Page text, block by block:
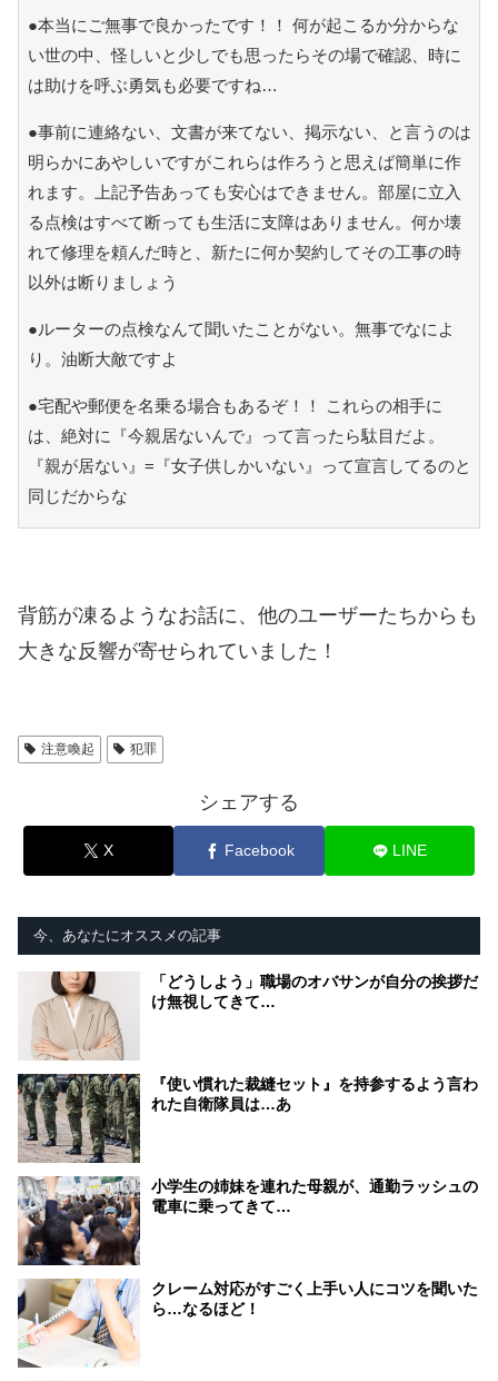
●本当にご無事で良かったです！！ 何が起こるか分からな
い世の中、怪しいと少しでも思ったらその場で確認、時に
は助けを呼ぶ勇気も必要ですね…
●事前に連絡ない、文書が来てない、掲示ない、と言うのは
明らかにあやしいですがこれらは作ろうと思えば簡単に作
れます。上記予告あっても安心はできません。部屋に立入
る点検はすべて断っても生活に支障はありません。何か壊
れて修理を頼んだ時と、新たに何か契約してその工事の時
以外は断りましょう
●ルーターの点検なんて聞いたことがない。無事でなによ
り。油断大敵ですよ
●宅配や郵便を名乗る場合もあるぞ！！ これらの相手に
は、絶対に『今親居ないんで』って言ったら駄目だよ。
『親が居ない』=『女子供しかいない』って宣言してるのと
同じだからな
背筋が凍るようなお話に、他のユーザーたちからも
大きな反響が寄せられていました！
注意喚起 犯罪
シェアする
X Facebook LINE
今、あなたにオススメの記事
「どうしよう」職場のオバサンが自分の挨拶だ
け無視してきて…
『使い慣れた裁縫セット』を持参するよう言わ
れた自衛隊員は…あ
小学生の姉妹を連れた母親が、通勤ラッシュの
電車に乗ってきて…
クレーム対応がすごく上手い人にコツを聞いた
ら…なるほど！